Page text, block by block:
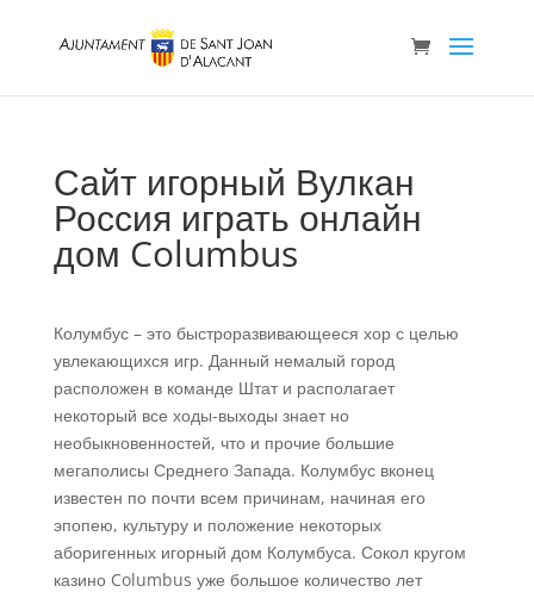
Сайт игорный Вулкан
Россия играть онлайн
дом Columbus
Колумбус – это быстроразвивающееся хор с целью
увлекающихся игр. Данный немалый город
расположен в команде Штат и располагает
некоторый все ходы-выходы знает но
необыкновенностей, что и прочие большие
мегаполисы Среднего Запада. Колумбус вконец
известен по почти всем причинам, начиная его
эпопею, культуру и положение некоторых
аборигенных игорный дом Колумбуса. Сокол кругом
казино Columbus уже большое количество лет